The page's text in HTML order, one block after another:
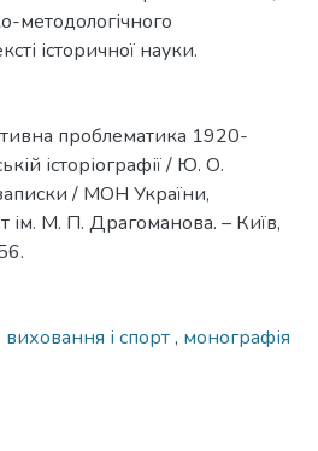
методологічного
історичної науки.
проблематика 1920-
історіографії / Ю. О.
/ МОН України,
ім. М. П. Драгоманова. – Київ,
і спорт, монографія